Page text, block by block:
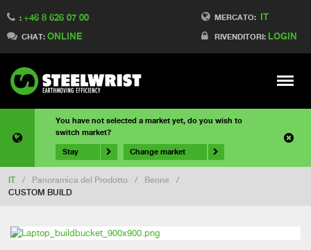
MERCATO: IT
RIVENDITORI: LOGIN
: +46 8 626 07 00
CHAT: ONLINE
Meny
You have not selected a market yet, do you wish to
switch market?
Stay Change market
IT / Panoramica del Prodotto / Benne
/
CUSTOM BUILD